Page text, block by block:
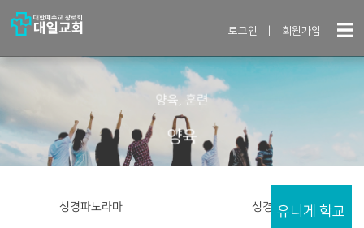
로그인 회원가입
양육, 훈련
양육
성경파노라마 성경암송유니게 학교